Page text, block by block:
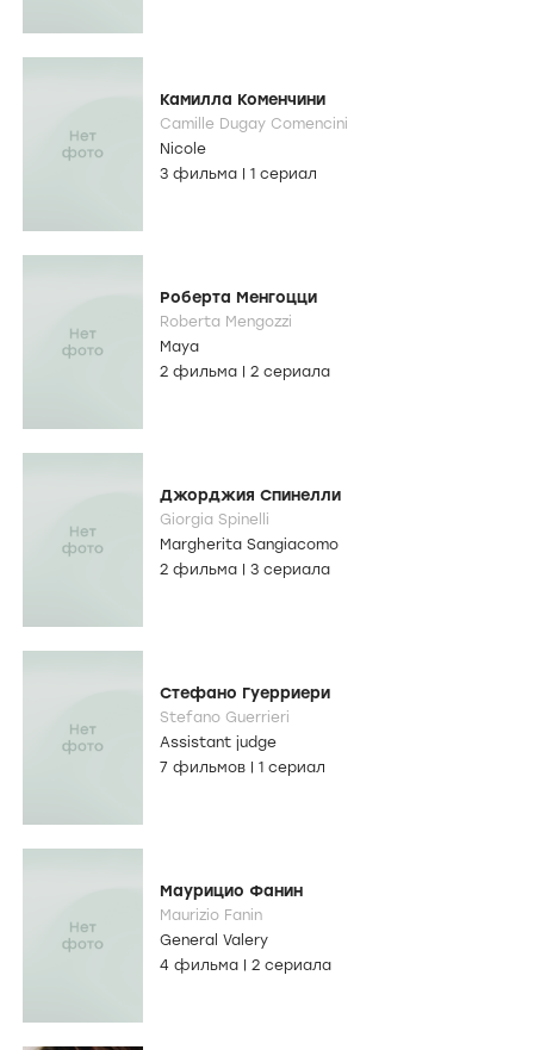
Камилла Коменчини
Camille Dugay Comencini
Nicole
3 фильма
1 сериал
Роберта Менгоцци
Roberta Mengozzi
Maya
2 фильма
2 сериала
Джорджия Спинелли
Giorgia Spinelli
Margherita Sangiacomo
2 фильма
3 сериала
Стефано Гуерриери
Stefano Guerrieri
Assistant judge
7 фильмов
1 сериал
Маурицио Фанин
Maurizio Fanin
General Valery
4 фильма
2 сериала